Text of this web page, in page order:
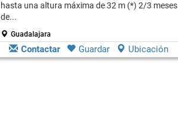
hasta una altura máxima de 32 m (*) 2/3 meses
de...
Guadalajara
Contactar Guardar Ubicación